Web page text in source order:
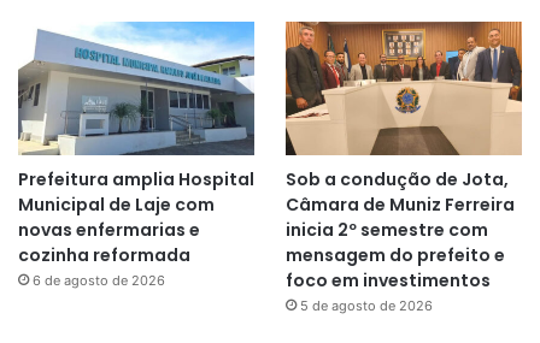
Prefeitura amplia Hospital
Municipal de Laje com
novas enfermarias e
cozinha reformada
6 de agosto de 2026
Sob a condução de Jota,
Câmara de Muniz Ferreira
inicia 2º semestre com
mensagem do prefeito e
foco em investimentos
5 de agosto de 2026